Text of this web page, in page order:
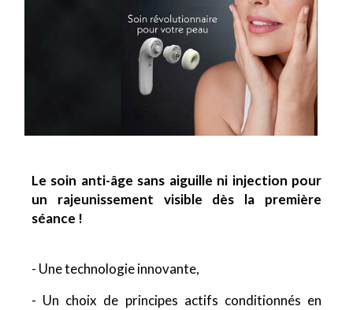
Le soin anti-âge sans aiguille ni injection pour
un rajeunissement visible dès la première
séance !
- Une technologie innovante,
- Un choix de principes actifs conditionnés en